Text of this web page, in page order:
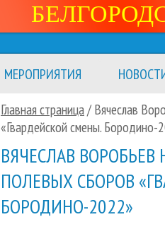
МЕРОПРИЯТИЯ
Главная страница/ Вячеслав
«Гвардейской смены. Бородино-
ВЯЧЕСЛАВ
ПОЛЕВЫХ СБОРОВ
БОРОДИНО-2022»